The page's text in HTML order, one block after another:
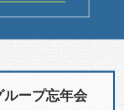
ープ忘年会